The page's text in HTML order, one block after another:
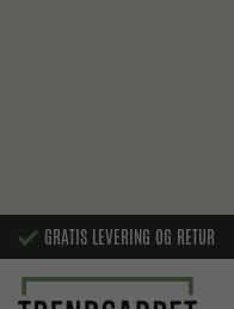
GRATIS LEVERING OG RETUR